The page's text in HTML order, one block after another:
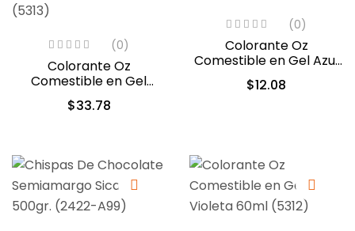
(0)
Colorante Oz
Comestible en Gel
Verde Follaje 60ml
(5313)
$33.78
(0)
Colorante Oz
Comestible en Gel Azul
10ml (550)
$12.08